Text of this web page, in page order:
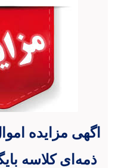
اگهی مزایده
ذمه‌ای کلاسه بایگانی